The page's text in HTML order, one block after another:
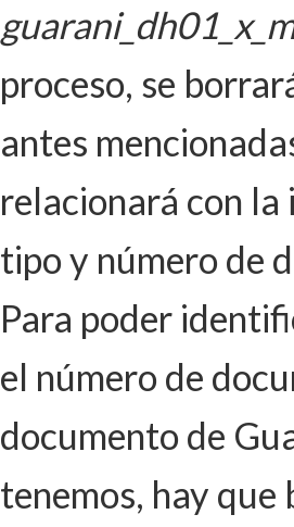
proceso, se
antes
relacionará con
tipo y número de
Para poder
el número de
documento de
tenemos, hay